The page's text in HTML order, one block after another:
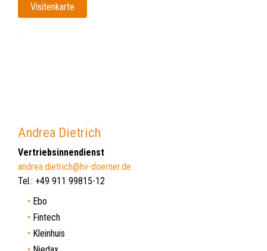
Visitenkarte
Andrea Dietrich
Vertriebsinnendienst
andrea.dietrich@hv-doerner.de
Tel.: +49 911 99815-12
Ebo
Fintech
Kleinhuis